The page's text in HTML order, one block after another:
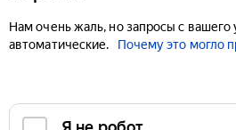
Нам очень жаль, но запросы с вашего
автоматические.
Почему это могло